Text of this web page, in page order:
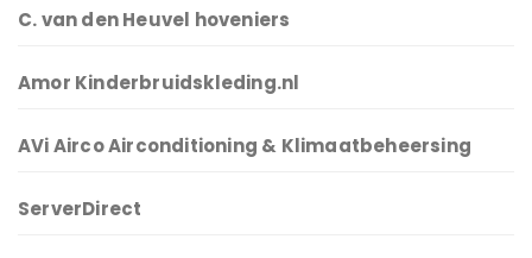
C. van den Heuvel hoveniers
Amor Kinderbruidskleding.nl
AVi Airco Airconditioning & Klimaatbeheersing
ServerDirect